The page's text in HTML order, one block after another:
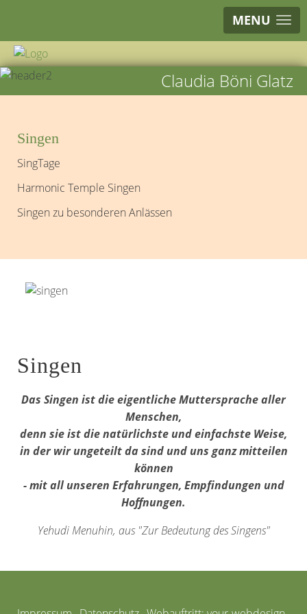
MENU
Claudia Böni Glatz
Singen
SingTage
Harmonic Temple Singen
Singen zu besonderen Anlässen
Singen
Das Singen ist die eigentliche Muttersprache aller
Menschen,
denn sie ist die natürlichste und einfachste Weise,
in der wir ungeteilt da sind und uns ganz mitteilen
können
- mit all unseren Erfahrungen, Empfindungen und
Hoffnungen.
Yehudi Menuhin, aus "Zur Bedeutung des Singens"